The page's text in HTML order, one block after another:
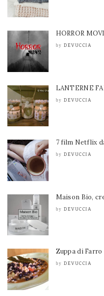
HORROR
by DEVUCCIA
LANTERNE
by DEVUCCIA
7 film Netflix
by DEVUCCIA
Maison Bio,
by DEVUCCIA
Zuppa di
by DEVUCCIA